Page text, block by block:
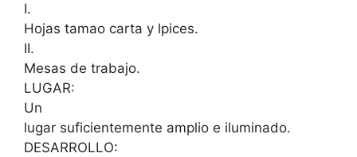
I.
Hojas tamao carta y lpices.
II.
Mesas de trabajo.
LUGAR:
Un
lugar suficientemente amplio e iluminado.
DESARROLLO: